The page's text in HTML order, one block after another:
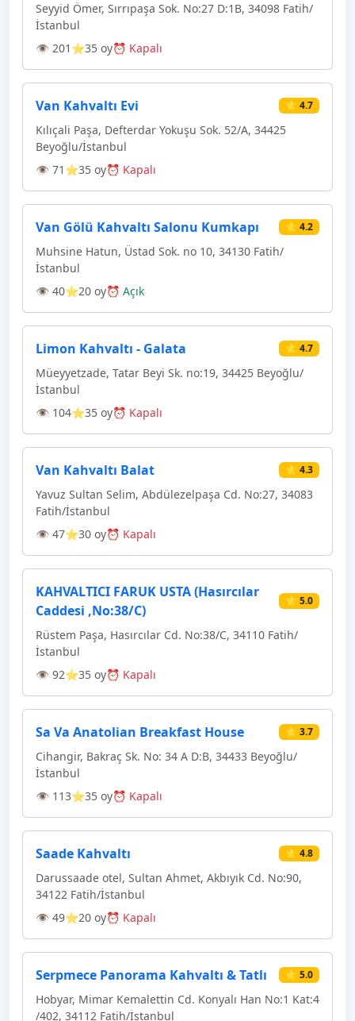
Seyyid Ömer, Sırrıpaşa Sok. No:27 D:1B, 34098 Fatih/
İstanbul
👁 201 ⭐35 oy⏰ Kapalı
Van Kahvaltı Evi ⭐ 4.7
Kılıçali Paşa, Defterdar Yokuşu Sok. 52/A, 34425
Beyoğlu/İstanbul
👁 71 ⭐35 oy⏰ Kapalı
Van Gölü Kahvaltı Salonu Kumkapı ⭐ 4.2
Muhsine Hatun, Üstad Sok. no 10, 34130 Fatih/
İstanbul
👁 40⭐20 oy⏰ Açık
Limon Kahvaltı - Galata ⭐ 4.7
Müeyyetzade, Tatar Beyi Sk. no:19, 34425 Beyoğlu/
İstanbul
👁 104⭐35 oy⏰ Kapalı
Van Kahvaltı Balat ⭐ 4.3
Yavuz Sultan Selim, Abdülezelpaşa Cd. No:27, 34083
Fatih/İstanbul
👁 47⭐30 oy⏰ Kapalı
KAHVALTICI FARUK USTA (Hasırcılar
Caddesi ,No:38/C)
⭐ 5.0
Rüstem Paşa, Hasırcılar Cd. No:38/C, 34110 Fatih/
İstanbul
👁 92⭐35 oy⏰ Kapalı
Sa Va Anatolian Breakfast House ⭐ 3.7
Cihangir, Bakraç Sk. No: 34 A D:B, 34433 Beyoğlu/
İstanbul
👁 113⭐35 oy⏰ Kapalı
Saade Kahvaltı ⭐ 4.8
Darussaade otel, Sultan Ahmet, Akbıyık Cd. No:90,
34122 Fatih/İstanbul
👁 49⭐20 oy⏰ Kapalı
Serpmece Panorama Kahvaltı & Tatlı ⭐ 5.0
Hobyar, Mimar Kemalettin Cd. Konyalı Han No:1 Kat:4
/402, 34112 Fatih/İstanbul